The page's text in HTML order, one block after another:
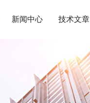
新闻中心 技术文章